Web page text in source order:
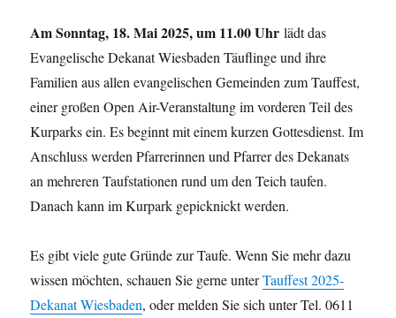
Am Sonntag, 18. Mai 2025, um 11.00 Uhr lädt das
Evangelische Dekanat Wiesbaden Täuflinge und ihre
Familien aus allen evangelischen Gemeinden zum Tauffest,
einer großen Open Air-Veranstaltung im vorderen Teil des
Kurparks ein. Es beginnt mit einem kurzen Gottesdienst. Im
Anschluss werden Pfarrerinnen und Pfarrer des Dekanats
an mehreren Taufstationen rund um den Teich taufen.
Danach kann im Kurpark gepicknickt werden.
Es gibt viele gute Gründe zur Taufe. Wenn Sie mehr dazu
wissen möchten, schauen Sie gerne unterTauffest 2025-
Dekanat Wiesbaden, oder melden Sie sich unter Tel. 0611